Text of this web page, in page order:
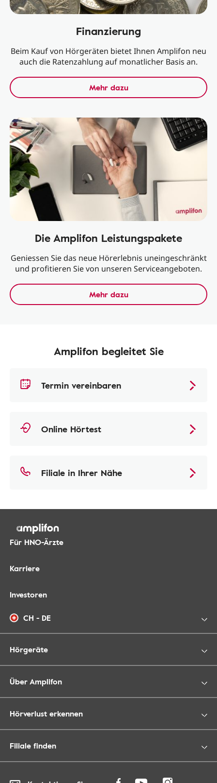
Finanzierung
Beim Kauf von Hörgeräten bietet Ihnen Amplifon neu
auch die Ratenzahlung auf monatlicher Basis an.
Mehr dazu
Die Amplifon Leistungspakete
Geniessen Sie das neue Hörerlebnis uneingeschränkt
und profitieren Sie von unseren Serviceangeboten.
Mehr dazu
Amplifon begleitet Sie
Termin vereinbaren
Online Hörtest
Filiale in Ihrer Nähe
Für HNO-Ärzte
Karriere
Investoren
CH - DE
Hörgeräte
Über Amplifon
Hörverlust erkennen
Filiale finden